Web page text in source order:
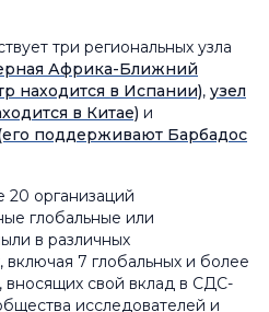
три региональных узла
Африка-Ближний
находится в Испании), узел
в Китае) и
поддерживают Барбадос
20 организаций
глобальные или
в различных
включая 7 глобальных и более
вносящих свой вклад в СДС-
исследователей и